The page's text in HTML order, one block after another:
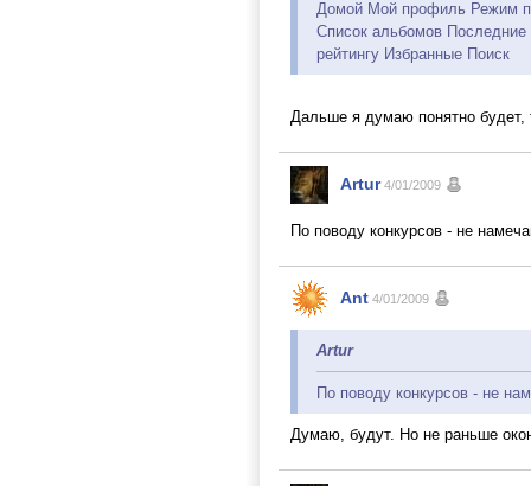
Домой Мой профиль Режим
Список альбомов
рейтингу Избранные Поиск
Дальше я думаю понятно будет,
Artur 4/01/2009
По поводу конкурсов - не
Ant 4/01/2009
Artur
По поводу конкурсов - не
Думаю, будут. Но не раньше